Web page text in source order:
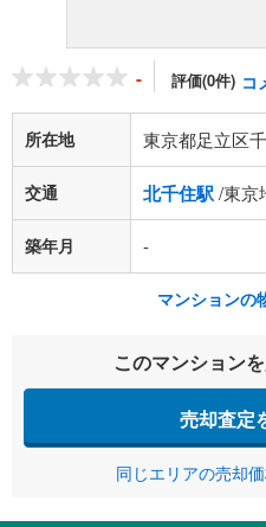
- 評価(0件) コ
所在地 東京都足立区
交通 北千住駅/東京
築年月 -
マンションの
このマンション
売却査定
同じエリアの売却